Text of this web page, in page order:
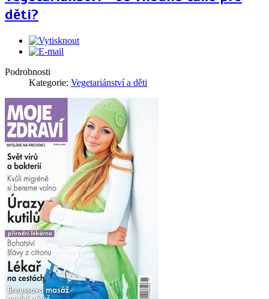
děti?
Podrobnosti
Kategorie: Vegetariánství a děti